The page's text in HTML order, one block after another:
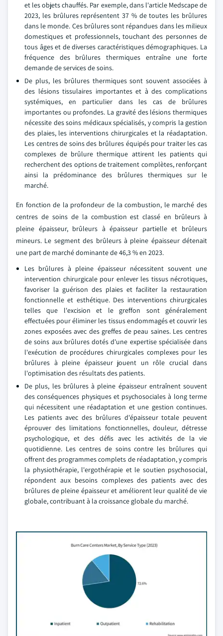
et les objets chauffés. Par exemple, dans l'article Medscape de
2023, les brûlures représentent 37 % de toutes les brûlures
dans le monde. Ces brûlures sont répandues dans les milieux
domestiques et professionnels, touchant des personnes de
tous âges et de diverses caractéristiques démographiques. La
fréquence des brûlures thermiques entraîne une forte
demande de services de soins.
De plus, les brûlures thermiques sont souvent associées à
des lésions tissulaires importantes et à des complications
systémiques, en particulier dans les cas de brûlures
importantes ou profondes. La gravité des lésions thermiques
nécessite des soins médicaux spécialisés, y compris la gestion
des plaies, les interventions chirurgicales et la réadaptation.
Les centres de soins des brûlures équipés pour traiter les cas
complexes de brûlure thermique attirent les patients qui
recherchent des options de traitement complètes, renforçant
ainsi la prédominance des brûlures thermiques sur le
marché.
En fonction de la profondeur de la combustion, le marché des
centres de soins de la combustion est classé en brûleurs à
pleine épaisseur, brûleurs à épaisseur partielle et brûleurs
mineurs. Le segment des brûleurs à pleine épaisseur détenait
une part de marché dominante de 46,3 % en 2023.
Les brûlures à pleine épaisseur nécessitent souvent une
intervention chirurgicale pour enlever les tissus nécrotiques,
favoriser la guérison des plaies et faciliter la restauration
fonctionnelle et esthétique. Des interventions chirurgicales
telles que l'excision et le greffon sont généralement
effectuées pour éliminer les tissus endommagés et couvrir les
zones exposées avec des greffes de peau saines. Les centres
de soins aux brûlures dotés d'une expertise spécialisée dans
l'exécution de procédures chirurgicales complexes pour les
brûlures à pleine épaisseur jouent un rôle crucial dans
l'optimisation des résultats des patients.
De plus, les brûlures à pleine épaisseur entraînent souvent
des conséquences physiques et psychosociales à long terme
qui nécessitent une réadaptation et une gestion continues.
Les patients avec des brûlures d'épaisseur totale peuvent
éprouver des limitations fonctionnelles, douleur, détresse
psychologique, et des défis avec les activités de la vie
quotidienne. Les centres de soins contre les brûlures qui
offrent des programmes complets de réadaptation, y compris
la physiothérapie, l'ergothérapie et le soutien psychosocial,
répondent aux besoins complexes des patients avec des
brûlures de pleine épaisseur et améliorent leur qualité de vie
globale, contribuant à la croissance globale du marché.